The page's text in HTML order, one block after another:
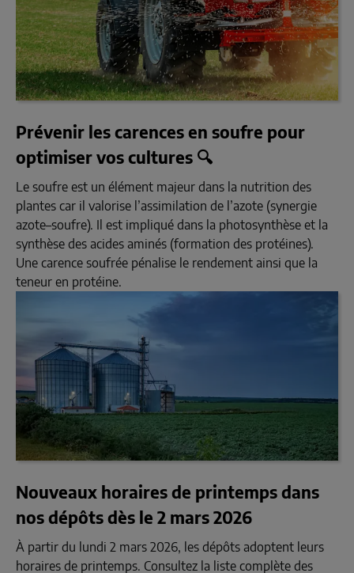
Prévenir les carences en soufre pour
optimiser vos cultures 🔍
Le soufre est un élément majeur dans la nutrition des
plantes car il valorise l’assimilation de l’azote (synergie
azote–soufre). Il est impliqué dans la photosynthèse et la
synthèse des acides aminés (formation des protéines).
Une carence soufrée pénalise le rendement ainsi que la
teneur en protéine.
Nouveaux horaires de printemps dans
nos dépôts dès le 2 mars 2026
À partir du lundi 2 mars 2026, les dépôts adoptent leurs
horaires de printemps. Consultez la liste complète des